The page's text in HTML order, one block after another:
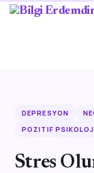
Ruhsal Enerji
DEPRESYON
POZITIF
Stres